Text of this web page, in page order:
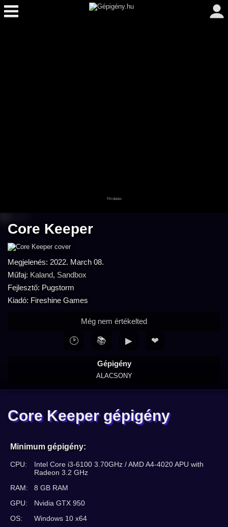
Core Keeper
Megjelenés: 2022. March 08.
Műfaj: Kaland, Sandbox
Fejlesztő: Pugstorm
Kiadó: Fireshine Games
Gépigény
ALACSONY
Még nem értékelted
🕑 📚 ▶ ❤
Core Keeper gépigény
Minimum gépigény:
CPU:
Intel Core i3-6100 3.70GHz / AMD A4-4020 APU with
Radeon 3.2 GHz
RAM:
8 GB RAM
GPU:
Nvidia GTX 950
OS:
Windows 10 x64